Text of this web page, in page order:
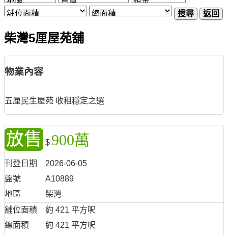
搜尋 返回
柴灣5厘屋苑舖
物業內容
五厘民生屋苑 收租穩定之選
放售 $ 900萬
刊登日期
2026-06-05
盤號
A10889
地區
柴灣
舖位面積
約 421 平方呎
總面積
約 421 平方呎